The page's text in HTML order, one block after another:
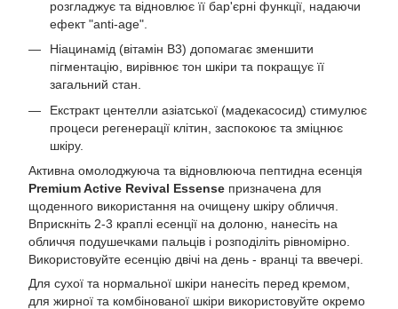
розгладжує та відновлює її бар'єрні функції, надаючи
ефект "anti-age".
Ніацинамід (вітамін В3) допомагає зменшити
пігментацію, вирівнює тон шкіри та покращує її
загальний стан.
Екстракт центелли азіатської (мадекасосид) стимулює
процеси регенерації клітин, заспокоює та зміцнює
шкіру.
Активна омолоджуюча та відновлююча пептидна есенція
Premium Active Revival Essense призначена для
щоденного використання на очищену шкіру обличчя.
Вприскніть 2-3 краплі есенції на долоню, нанесіть на
обличчя подушечками пальців і розподіліть рівномірно.
Використовуйте есенцію двічі на день - вранці та ввечері.
Для сухої та нормальної шкіри нанесіть перед кремом,
для жирної та комбінованої шкіри використовуйте окремо